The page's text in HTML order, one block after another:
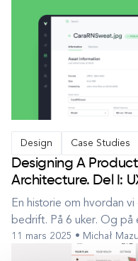
alle andre eksisterende
designere ford...
Design Case Studies
Designing A
Architecture. Del I:
En historie om hvordan
bedrift. På 6 uker. Og på
transformasjon - hvor skal
starter uten en gnist.
11 mars 2025 • Michał